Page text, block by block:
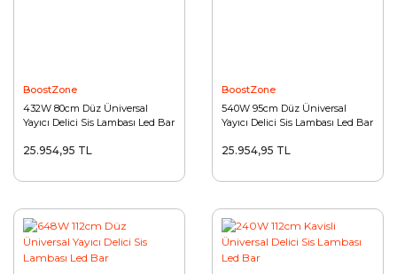
BoostZone
432W 80cm Düz Üniversal
Yayıcı Delici Sis Lambası Led Bar
25.954,95 TL
BoostZone
540W 95cm Düz Üniversal
Yayıcı Delici Sis Lambası Led Bar
25.954,95 TL